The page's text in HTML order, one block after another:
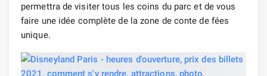
permettra de visiter tous les coins du parc et de vous
faire une idée complète de la zone de conte de fées
unique.